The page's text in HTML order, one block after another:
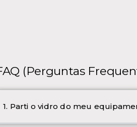
(Perguntas
1. Parti o vidro do meu